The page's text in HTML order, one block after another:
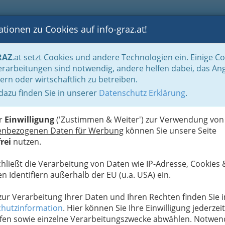
BLOGS FOTOS GASTRONOMIE BRANCHEN
zu Cookies auf info-graz.at!
.at setzt Cookies und andere Technologien ein. Einige
sind notwendig, andere helfen dabei, das
oder wirtschaftlich zu betreiben.
finden Sie in unserer Datenschutz Erklärung.
Einwilligung('Zustimmen & Weiter') zur Verwendung von
Daten für Werbung können Sie unsere Seite
nutzen.
die Verarbeitung von Daten wie IP-Adresse, Cookies
Identifiern außerhalb der EU (u.a. USA) ein.
Verarbeitung Ihrer Daten und Ihren Rechten finden Sie
. Hier können Sie Ihre Einwilligung jederzeit
sowie einzelne Verarbeitungszwecke abwählen.
Gaststätten - Gasthäuser - Gasthöfe